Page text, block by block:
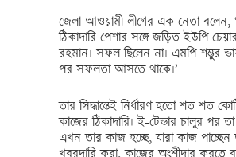
জেলা আওয়ামী লীগের এক নেতা বলেন,
ঠিকাদারি পেশার সঙ্গে জড়িত ইউপি
রহমান। সফল ছিলেন না। এমপি শম্ভুর
পর সফলতা আসতে থাকে।’
তার সিদ্ধান্তেই নির্ধারণ হতো শত শত
কাজের ঠিকাদারি। ই-টেন্ডার চালুর পর
এখন তার কাজ হচ্ছে, যারা কাজ
খবরদারি করা, কাজের অংশীদার করতে